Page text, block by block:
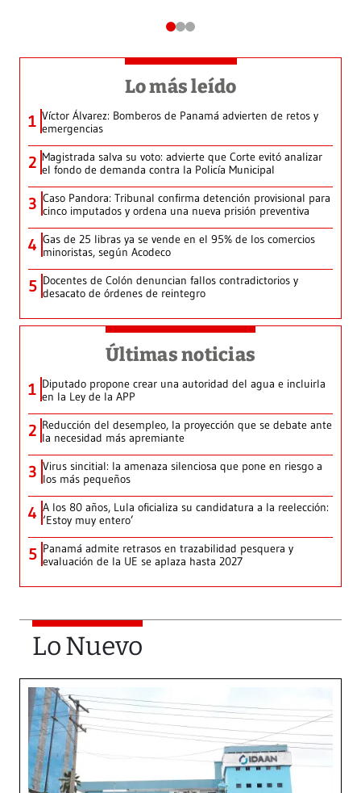
Lo más leído
1 Víctor Álvarez: Bomberos de Panamá advierten de retos y
emergencias
2 Magistrada salva su voto: advierte que Corte evitó analizar
el fondo de demanda contra la Policía Municipal
3 Caso Pandora: Tribunal confirma detención provisional para
cinco imputados y ordena una nueva prisión preventiva
4 Gas de 25 libras ya se vende en el 95% de los comercios
minoristas, según Acodeco
5 Docentes de Colón denuncian fallos contradictorios y
desacato de órdenes de reintegro
Últimas noticias
1 Diputado propone crear una autoridad del agua e incluirla
en la Ley de la APP
2 Reducción del desempleo, la proyección que se debate ante
la necesidad más apremiante
3 Virus sincitial: la amenaza silenciosa que pone en riesgo a
los más pequeños
4 A los 80 años, Lula oficializa su candidatura a la reelección:
‘Estoy muy entero’
5 Panamá admite retrasos en trazabilidad pesquera y
evaluación de la UE se aplaza hasta 2027
Lo Nuevo